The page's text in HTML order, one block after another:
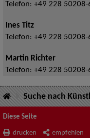
Telefon: +49 228 50208-
Ines Titz
Telefon: +49 228 50208-
Martin Richter
Telefon: +49 228 50208-
Suche nach
Diese Seite
drucken empfehlen